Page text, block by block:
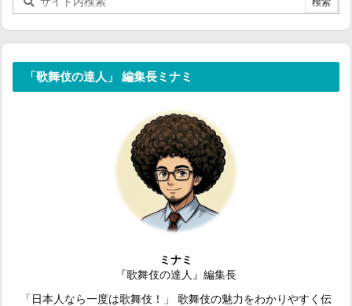
「歌舞伎の達人」 編集長ミナミ
ミナミ
『歌舞伎の達人』編集長
「日本人なら一度は歌舞伎！」 歌舞伎の魅力をわかりやすく伝